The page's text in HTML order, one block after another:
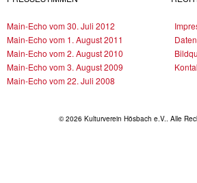
Main-Echo vom 30. Juli 2012
Main-Echo vom 1. August 2011
Main-Echo vom 2. August 2010
Main-Echo vom 3. August 2009
Main-Echo vom 22. Juli 2008
© 2026 Kulturverein Hösbach e.V.. Alle